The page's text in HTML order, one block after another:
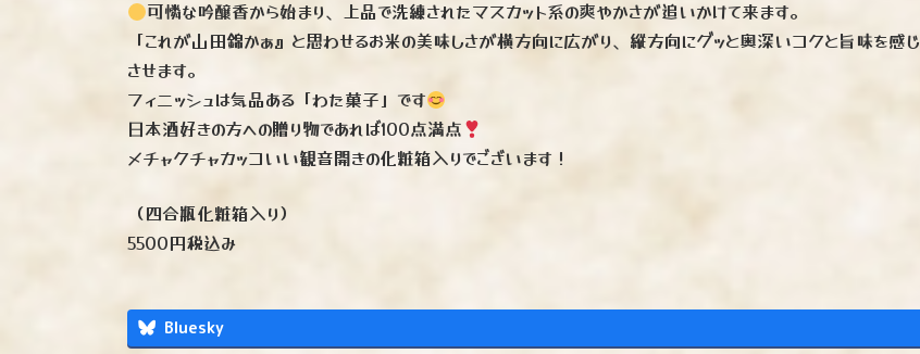
可憐な吟醸香から始まり、上品で洗練されたマスカット系の爽やかさが追いかけて来ます。
「これが山田錦かぁ』と思わせるお米の美味しさが横方向に広がり、縦方向にグッと奥深いコクと旨味を感じ
させます。
フィニッシュは気品ある「わた菓子」です
日本酒好きの方への贈り物であれば100点満点
メチャクチャカッコいい観音開きの化粧箱入りでございます！
（四合瓶化粧箱入り）
5500円税込み
Bluesky